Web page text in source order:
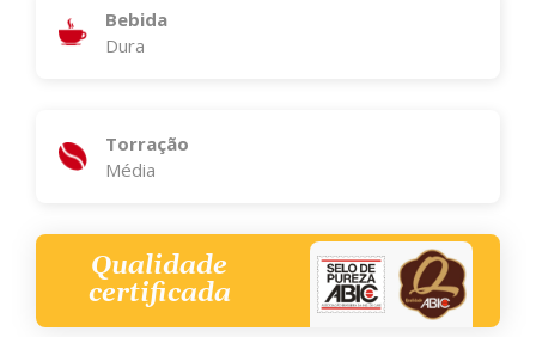
Bebida
Dura
Torração
Média
Qualidade
certificada